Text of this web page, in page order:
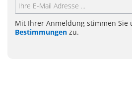
Mit Ihrer Anmeldung stimmen Sie
Bestimmungen zu.